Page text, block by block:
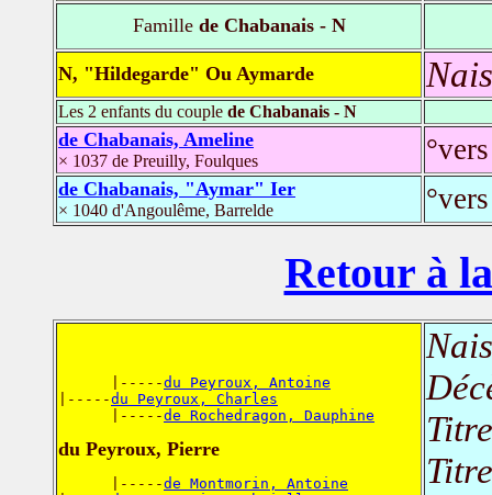
Famillede Chabanais - N
N, "Hildegarde" Ou Aymarde
Les 2 enfants du couple de Chabanais - N
de Chabanais, Ameline
× 1037 de Preuilly, Foulques
de Chabanais, "Aymar" Ier
× 1040 d'Angoulême, Barrelde
Retour à
      |-----
du Peyroux, Antoine
|-----du Peyroux, Charles
      |-----
de Rochedragon, Dauphine
du Peyroux, Pierre
      |-----
de Montmorin, Antoine